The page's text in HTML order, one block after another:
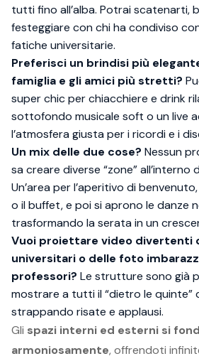
tutti fino all’alba. Potrai scatenarti,
festeggiare con chi ha condiviso
fatiche universitarie.
Preferisci un brindisi più
famiglia e gli amici più stretti?
super chic per chiacchiere e drink
sottofondo musicale soft o un live
l’atmosfera giusta per i ricordi e i
Un mix delle due cose? Nessun
sa creare diverse “zone” all’interno
Un’area per l’aperitivo di
o il buffet, e poi si aprono le danze
trasformando la serata in un
Vuoi proiettare video divertenti
universitari o delle foto
professori? Le strutture sono già
mostrare a tutti il “dietro le quinte”
strappando risate e applausi.
Gli spazi interni ed esterni si
armoniosamente, offrendoti